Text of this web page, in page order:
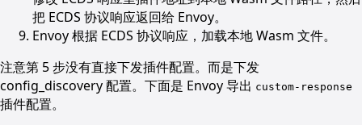
把 ECDS 协议响应返回给 Envoy。
Envoy 根据 ECDS 协议响应，加载本地 Wasm 文件。
注意第 5 步没有直接下发插件配置。而是下发
config_discovery 配置。下面是 Envoy 导出 custom-response
插件配置。